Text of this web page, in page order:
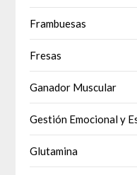
Frambuesas
Fresas
Ganador Muscular
Gestión Emocional y
Glutamina